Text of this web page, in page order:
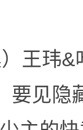
王玮
要见隐